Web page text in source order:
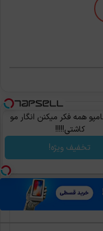
علامت‌گذاری شده‌اند
با این شامپو همه فکر میکنن انگار مو
کاشتی!!!!!
تخفیف ویژه!